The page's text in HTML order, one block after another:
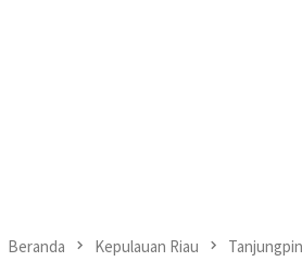
Beranda Kepulauan Riau